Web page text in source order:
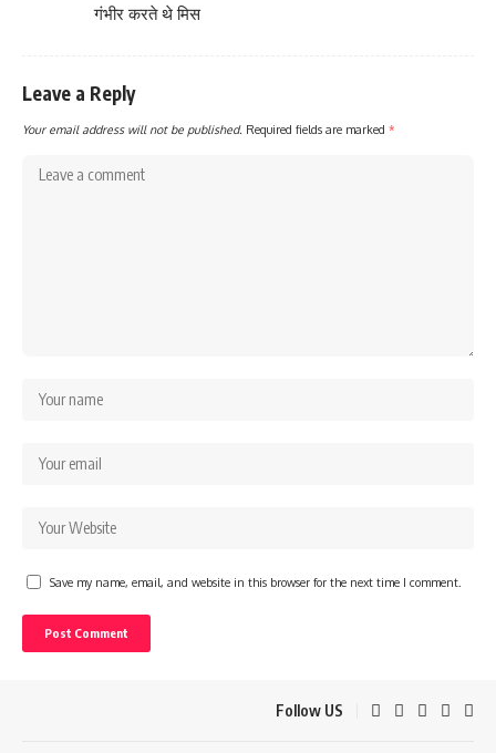
गंभीर करते थे मिस
Leave a Reply
Your email address will not be published. Required fields are marked *
Save my name, email, and website in this browser for the next time I comment.
Follow US